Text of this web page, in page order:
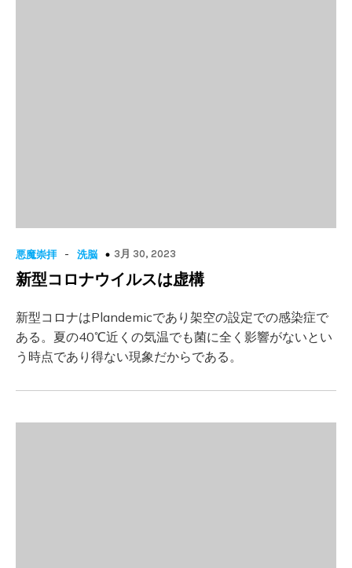
悪魔崇拝 - 洗脳 3月 30, 2023
新型コロナウイルスは虚構
新型コロナはPlandemicであり架空の設定での感染症で
ある。夏の40℃近くの気温でも菌に全く影響がないとい
う時点であり得ない現象だからである。